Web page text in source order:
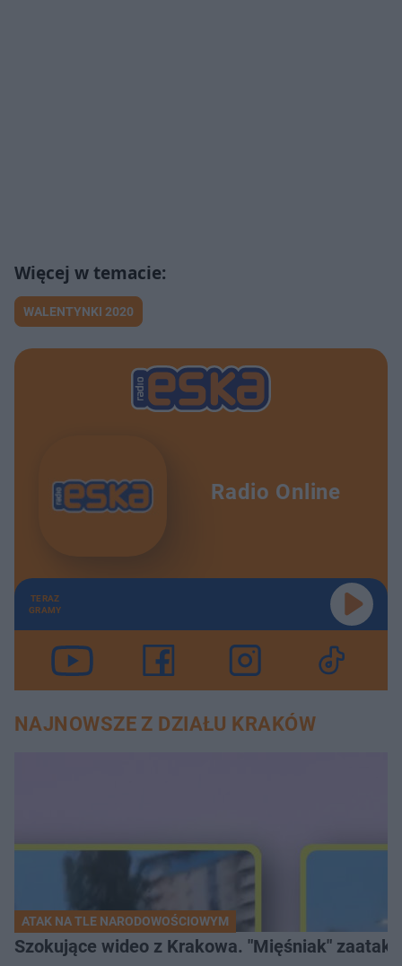
WALENTYNKI 2020
Radio Online
TERAZ
GRAMY
NAJNOWSZE Z DZIAŁU KRAKÓW
ATAK NA TLE NARODOWOŚCIOWYM
Szokujące wideo z Krakowa. "Mięśniak"